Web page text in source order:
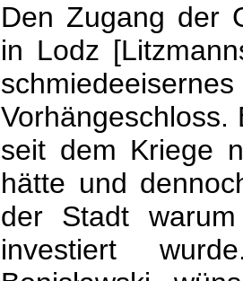
Den Zugang der
in Lodz
seit dem Kriege
hätte und
der Stadt
investiert